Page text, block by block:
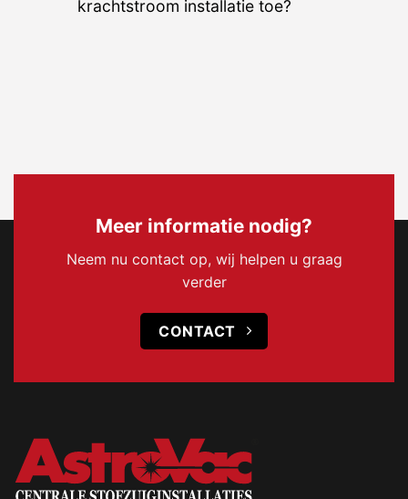
krachtstroom installatie toe?
Meer informatie nodig?
Neem nu contact op, wij helpen u graag
verder
CONTACT